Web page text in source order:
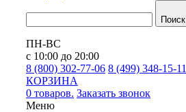
Поиск
ПН-ВС
с 10:00 до 20:00
8 (800) 302-77-06 8 (499) 348-15-11
КОРЗИНА
0 товаров. Заказать звонок
Меню